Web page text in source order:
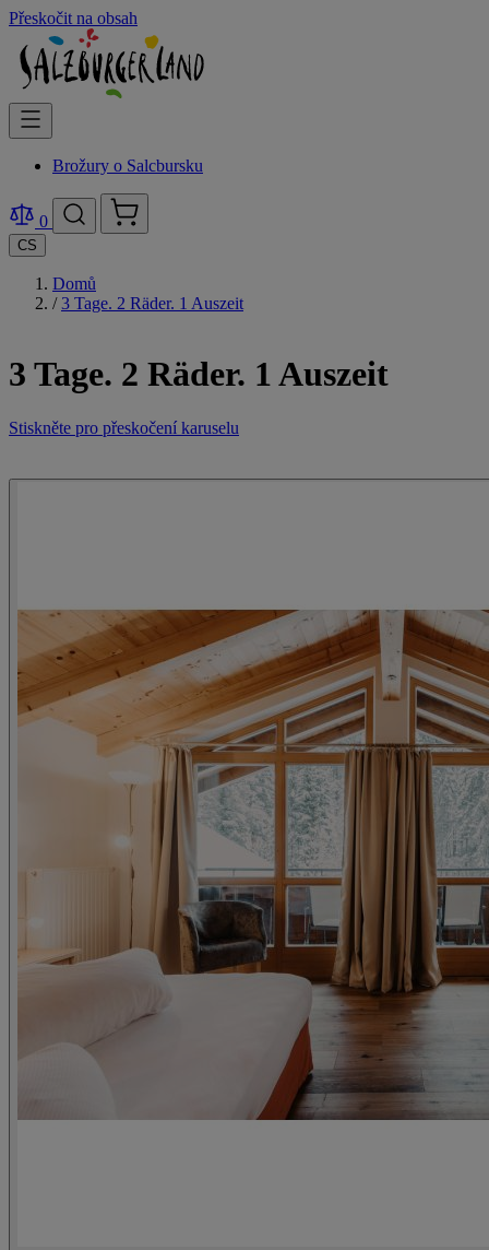
Přeskočit na obsah
Brožury o Salcbursku
0
CS
Domů
/ 3 Tage. 2 Räder. 1 Auszeit
3 Tage. 2 Räder. 1 Auszeit
Stiskněte pro přeskočení karuselu